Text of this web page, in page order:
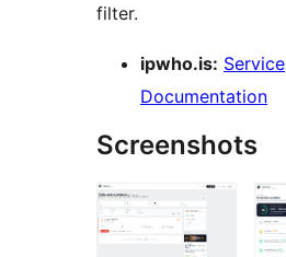
filter.
ipwho.is: Service
Documentation
Screenshots